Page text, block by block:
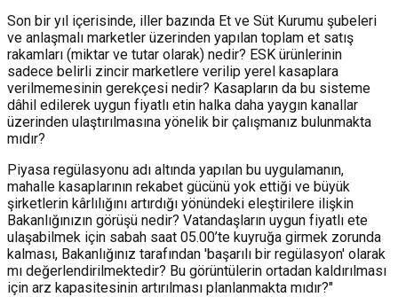
Son bir yıl içerisinde, iller bazında Et ve Süt Kurumu şubeleri
ve anlaşmalı marketler üzerinden yapılan toplam et satış
rakamları (miktar ve tutar olarak) nedir? ESK ürünlerinin
sadece belirli zincir marketlere verilip yerel kasaplara
verilmemesinin gerekçesi nedir? Kasapların da bu sisteme
dâhil edilerek uygun fiyatlı etin halka daha yaygın kanallar
üzerinden ulaştırılmasına yönelik bir çalışmanız bulunmakta
mıdır?
Piyasa regülasyonu adı altında yapılan bu uygulamanın,
mahalle kasaplarının rekabet gücünü yok ettiği ve büyük
şirketlerin kârlılığını artırdığı yönündeki eleştirilere ilişkin
Bakanlığınızın görüşü nedir? Vatandaşların uygun fiyatlı ete
ulaşabilmek için sabah saat 05.00’te kuyruğa girmek zorunda
kalması, Bakanlığınız tarafından 'başarılı bir regülasyon' olarak
mı değerlendirilmektedir? Bu görüntülerin ortadan kaldırılması
için arz kapasitesinin artırılması planlanmakta mıdır?"